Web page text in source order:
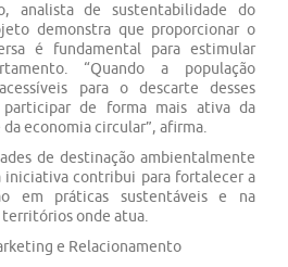
analista de sustentabilidade do
demonstra que proporcionar o
é fundamental para estimular
“Quando a população
para o descarte desses
de forma mais ativa da
economia circular”, afirma.
de destinação ambientalmente
iniciativa contribui para fortalecer a
em práticas sustentáveis e na
onde atua.
e Relacionamento